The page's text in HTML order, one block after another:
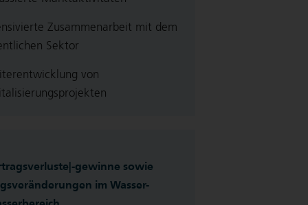
Zusammenarbeit mit dem
Sektor
von
gewinne sowie
im Wasser-